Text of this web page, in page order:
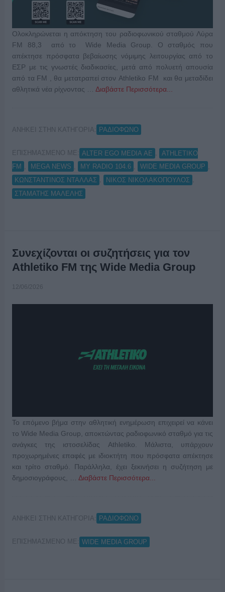
Ολοκληρώνεται η απόκτηση του ραδιοφωνικού σταθμού Λύρα
FM 88,3 από το Wide Media Group. Ο σταθμός που
απέκτησε πρόσφατα βεβαίωσης νόμιμης λειτουργίας από το
ΕΣΡ με τις γνωστές διαδικασίες, μετά από πολυετή απουσία
από τα FM , θα μετατραπεί στον Athletiko FM και θα μεταδίδει
αθλητικά νέα ρίχνοντας … Διαβάστε Περισσότερα...
ΑΝΗΚΕΙ ΣΤΗΝ ΚΑΤΗΓΟΡΙΑ: ΡΑΔΙΟΦΩΝΟ
ΕΠΙΣΗΜΑΣΜΕΝΟ ΜΕ: ALTER EGO MEDIA ΑΕ
ATHLETIKO
FM
MEGA NEWS MY RADIO 104.6 WIDE MEDIA GROUP
ΚΩΝΣΤΑΝΤΙΝΟΣ ΝΤΑΛΛΑΣ
ΝΙΚΟΣ ΝΙΚΟΛΑΚΟΠΟΥΛΟΣ
ΣΤΑΜΑΤΗΣ ΜΑΛΕΛΗΣ
Συνεχίζονται οι συζητήσεις για τον
Athletiko FM της Wide Media Group
12/06/2026
Το επόμενο βήμα στην αθλητική ενημέρωση επιχειρεί να κάνει
το Wide Media Group, αποκτώντας ραδιοφωνικό σταθμό για τις
ανάγκες της ιστοσελίδας Athletiko. Μάλιστα, υπάρχουν
προχωρημένες επαφές με ιδιοκτήτη που πρόσφατα απέκτησε
και τρίτο σταθμό. Παράλληλα, έχει ξεκινήσει η συζήτηση με
δημοσιογράφους, … Διαβάστε Περισσότερα...
ΑΝΗΚΕΙ ΣΤΗΝ ΚΑΤΗΓΟΡΙΑ: ΡΑΔΙΟΦΩΝΟ
ΕΠΙΣΗΜΑΣΜΕΝΟ ΜΕ: WIDE MEDIA GROUP